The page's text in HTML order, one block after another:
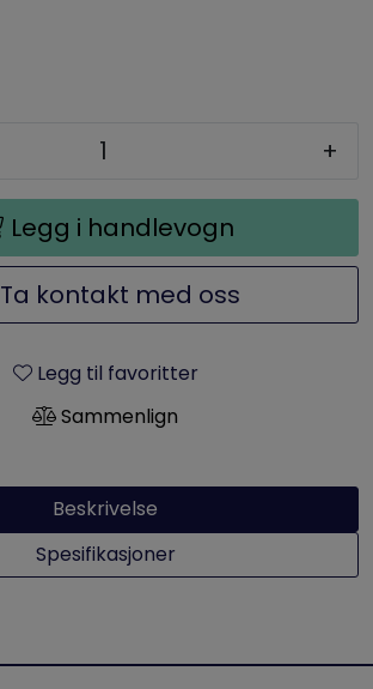
+
Legg i handlevogn
Ta kontakt med oss
Legg til favoritter
Sammenlign
Beskrivelse
Spesifikasjoner